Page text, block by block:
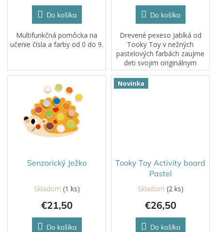
Do košíka
Multifunkčná pomôcka na
učenie čísla a farby od 0 do 9.
Do košíka
Drevené pexeso Jablká od
Tooky Toy v nežných
pastelových farbách zaujme
deti svojim originálnym
prevedením a variabilitou hry.
Hra sa totiž mení podľa toho,
akú z 10 predlôh práve
Senzorický Ježko
Skladom (1 ks)
€21,50
Do košíka
Novinka
Tooky Toy Activity board
Pastel
Skladom (2 ks)
€26,50
Do košíka